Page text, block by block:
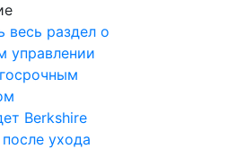
Berkshire
ухода